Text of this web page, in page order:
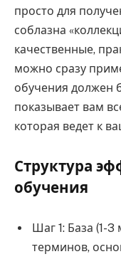
просто для
соблазна
качественные,
можно сразу
обучения должен
показывает вам
которая ведет к
Структура
обучения
Шаг 1: База (1-
терминов,